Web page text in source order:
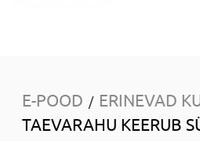
E-POOD / ERINEVAD
TAEVARAHU KEERUB